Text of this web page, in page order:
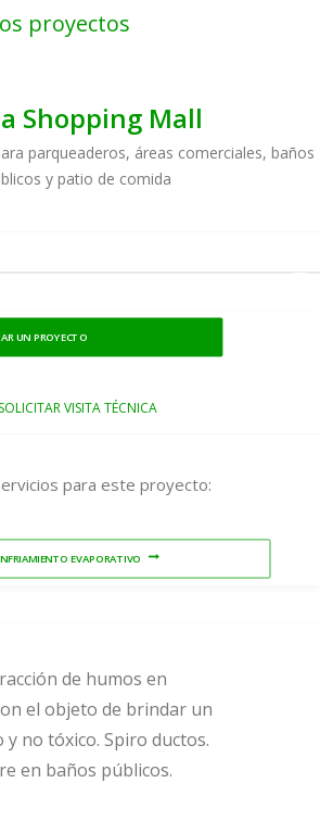
proyectos
Shopping Mall
parqueaderos, áreas comerciales, baños
y patio de comida
UN PROYECTO
SOLICITAR VISITA TÉCNICA
para este proyecto:
EVAPORATIVO
de humos en
el objeto de brindar un
no tóxico. Spiro ductos.
en baños públicos.